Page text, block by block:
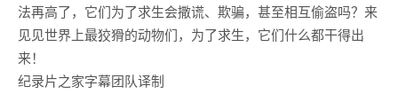
法再高了，它们为了求生会撒谎、欺骗，甚至相互偷盗吗？来
见见世界上最狡猾的动物们，为了求生，它们什么都干得出
来！
纪录片之家字幕团队译制